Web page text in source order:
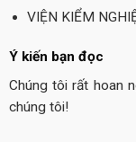
VIỆN KIỂM
Ý kiến bạn đọc
Chúng tôi rất hoan
chúng tôi!